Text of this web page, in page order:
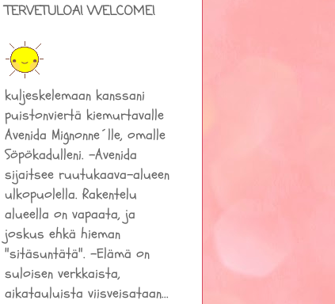
TERVETULOA! WELCOME!
kuljeskelemaan kanssani
puistonviertä kiemurtavalle
Avenida Mignonne´lle, omalle
Söpökadulleni. -Avenida
sijaitsee ruutukaava-alueen
ulkopuolella. Rakentelu
alueella on vapaata, ja
joskus ehkä hieman
"sitäsuntätä". -Elämä on
suloisen verkkaista,
aikatauluista viisveisataan...